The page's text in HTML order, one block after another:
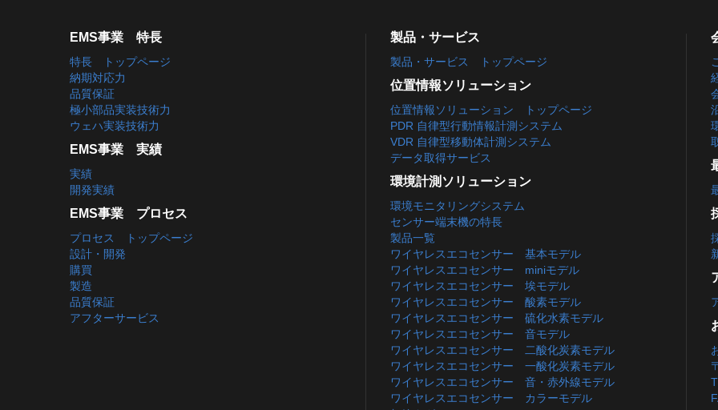
EMS事業 特長
特長 トップページ
納期対応力
品質保証
極小部品実装技術力
ウェハ実装技術力
EMS事業 実績
実績
開発実績
EMS事業 プロセス
プロセス トップページ
設計・開発
購買
製造
品質保証
アフターサービス
製品・サービス
製品・サービス トップページ
位置情報ソリューション
位置情報ソリューション トップページ
PDR 自律型行動情報計測システム
VDR 自律型移動体計測システム
データ取得サービス
環境計測ソリューション
環境モニタリングシステム
センサー端末機の特長
製品一覧
ワイヤレスエコセンサー 基本モデル
ワイヤレスエコセンサー miniモデル
ワイヤレスエコセンサー 埃モデル
ワイヤレスエコセンサー 酸素モデル
ワイヤレスエコセンサー 硫化水素モデル
ワイヤレスエコセンサー 音モデル
ワイヤレスエコセンサー 二酸化炭素モデル
ワイヤレスエコセンサー 一酸化炭素モデル
ワイヤレスエコセンサー 音・赤外線モデル
ワイヤレスエコセンサー カラーモデル